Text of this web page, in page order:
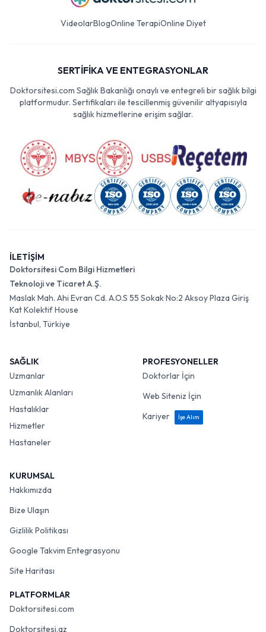
VideolarBlogOnline TerapiOnline Diyet
SERTİFİKA VE ENTEGRASYONLAR
Doktorsitesi.com Sağlık Bakanlığı onaylı ve entegreli bir sağlık bilgi
platformudur. Sertifikaları ile tescillenmiş güvenilir altyapısıyla
sağlık hizmetlerine erişim sağlar.
İLETİŞİM
Doktorsitesi Com Bilgi Hizmetleri
Teknoloji ve Ticaret A.Ş.
Maslak Mah. Ahi Evran Cd. A.O.S 55 Sokak No:2 Aksoy Plaza Giriş
Kat Kolektif House
İstanbul, Türkiye
SAĞLIK
Uzmanlar
Uzmanlık Alanları
Hastalıklar
Hizmetler
Hastaneler
PROFESYONELLER
Doktorlar İçin
Web Siteniz İçin
Kariyer
İşe Alım
KURUMSAL
Hakkımızda
Bize Ulaşın
Gizlilik Politikası
Google Takvim Entegrasyonu
Site Haritası
PLATFORMLAR
Doktorsitesi.com
Doktorsitesi.az